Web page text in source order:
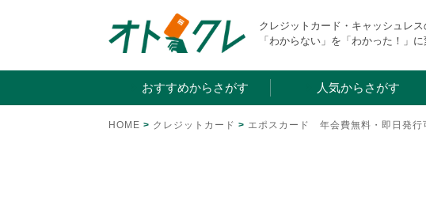
クレジットカード・キャッシュ
「わからない」を「わかった！」
おすすめからさがす 人気からさがす
HOME > クレジットカード > エポスカード 年会費無料・即日発行